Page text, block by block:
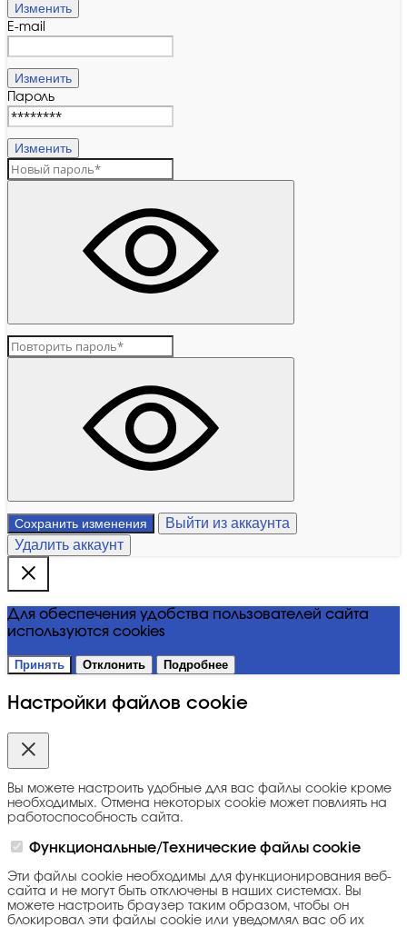
Изменить
E-mail
Изменить
Пароль
Изменить
Сохранить изменения
Выйти из аккаунта
Удалить аккаунт
Для обеспечения удобства пользователей сайта
используются cookies
Принять Отклонить Подробнее
Настройки файлов cookie
Вы можете настроить удобные для вас файлы cookie кроме
необходимых. Отмена некоторых cookie может повлиять на
работоспособность сайта.
Функциональные/Технические файлы cookie
Эти файлы cookie необходимы для функционирования веб-
сайта и не могут быть отключены в наших системах. Вы
можете настроить браузер таким образом, чтобы он
блокировал эти файлы cookie или уведомлял вас об их